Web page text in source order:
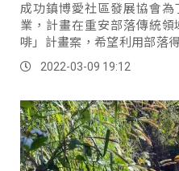
成功鎮博愛社區發展協會
業，計畫在重安部落傳統
啡」計畫案，希望利用部落
咖咖樹，特別諮商重安部落會
2022-03-09 19:12